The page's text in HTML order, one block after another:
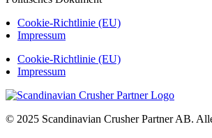
Cookie-Richtlinie (EU)
Impressum
Cookie-Richtlinie (EU)
Impressum
© 2025 Scandinavian Crusher Partner AB.